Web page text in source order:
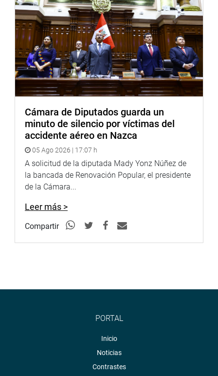
Cámara de Diputados guarda un
minuto de silencio por víctimas del
accidente aéreo en Nazca
05 Ago 2026 | 17:07 h
A solicitud de la diputada Mady Yonz Núñez de
la bancada de Renovación Popular, el presidente
de la Cámara...
Leer más >
Compartir
PORTAL
Inicio
Noticias
Contrastes